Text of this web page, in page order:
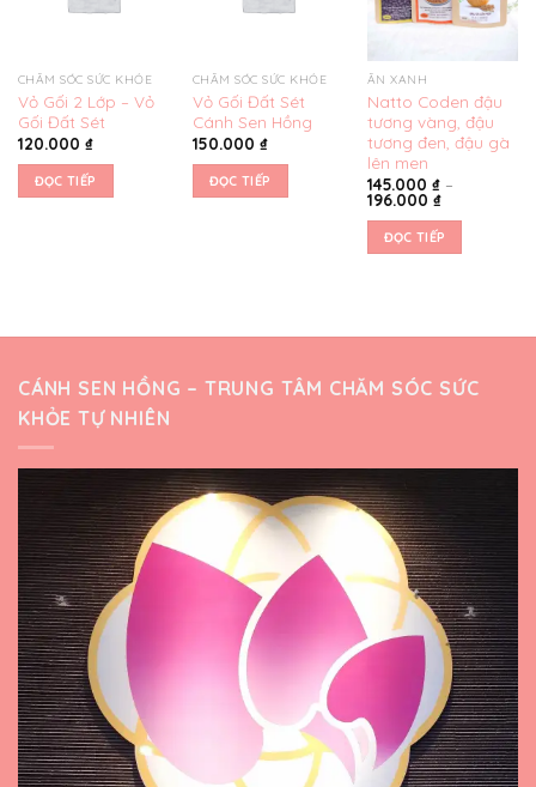
CHĂM SÓC SỨC KHỎE
Vỏ Gối 2 Lớp – Vỏ
Gối Đất Sét
120.000 ₫
ĐỌC TIẾP
CHĂM SÓC SỨC KHỎE
Vỏ Gối Đất Sét
Cánh Sen Hồng
150.000 ₫
ĐỌC TIẾP
ĂN XANH
Natto Coden đậu
tương vàng, đậu
tương đen, đậu gà
lên men
145.000 ₫–
196.000 ₫
ĐỌC TIẾP
CÁNH SEN HỒNG – TRUNG TÂM CHĂM SÓC SỨC
KHỎE TỰ NHIÊN